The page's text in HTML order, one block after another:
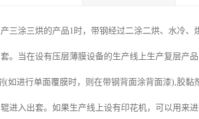
三涂三烘的产品1时，带钢经过二涂二烘、水冷
。当在设有压层薄膜设备的生产线上生产复层产
如进行单面覆膜时，则在带钢背面涂背面漆),胶黏
进入出套。如果生产线上设有印花机，可以用来